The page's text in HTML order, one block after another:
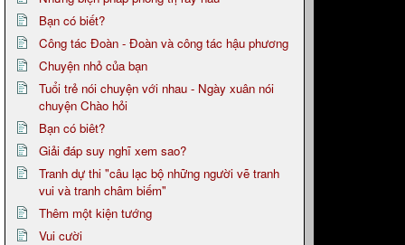
Bạn có biết?
Công tác Đoàn - Đoàn và công tác hậu phương
Chuyện nhỏ của bạn
Tuổi trẻ nói chuyện với nhau - Ngày xuân nói
chuyện Chào hỏi
Bạn có biêt?
Giải đáp suy nghĩ xem sao?
Tranh dự thi "câu lạc bộ những người vẽ tranh
vui và tranh châm biếm"
Thêm một kiện tướng
Vui cười